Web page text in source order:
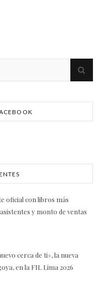
oficial con libros más
y monto de ventas
cerca de ti», la nueva
en la FIL Lima 2026